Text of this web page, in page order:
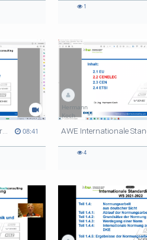
1
AWE Internationale Standardisierung 5 08:41
Hermann
Koch
4